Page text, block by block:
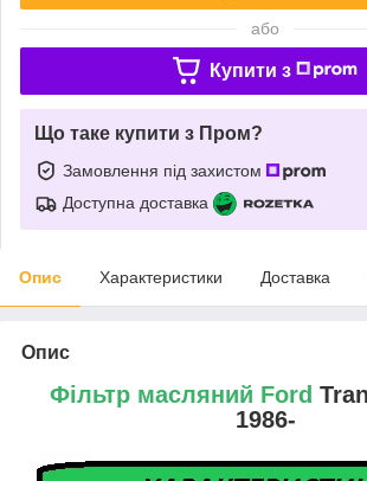
або
Купити з
Що таке купити з Пром?
Замовлення під захистом
Доступна доставка
Опис Характеристики Доставка
Опис
Фільтр масляний Ford
1986-